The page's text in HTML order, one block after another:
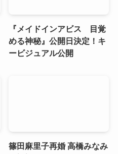
『メイドインアビス 目覚
める神秘』公開日決定！キ
ービジュアル公開
篠田麻里子再婚 高橋みなみ